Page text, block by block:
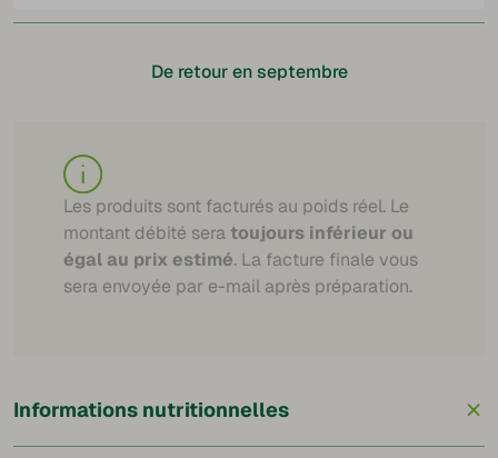
De retour en septembre
Les produits sont facturés au poids réel. Le
montant débité sera toujours inférieur ou
égal au prix estimé. La facture finale vous
sera envoyée par e-mail après préparation.
Informations nutritionnelles +